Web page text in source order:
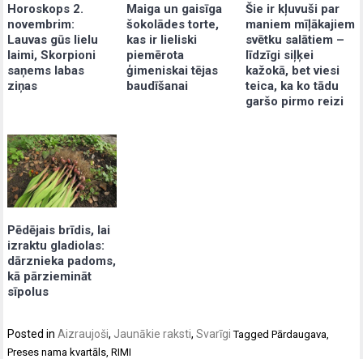
Horoskops 2.
novembrim:
Lauvas gūs lielu
laimi, Skorpioni
saņems labas
ziņas
Maiga un gaisīga
šokolādes torte,
kas ir lieliski
piemērota
ģimeniskai tējas
baudīšanai
Šie ir kļuvuši par
maniem mīļākajiem
svētku salātiem –
līdzīgi siļķei
kažokā, bet viesi
teica, ka ko tādu
garšo pirmo reizi
Pēdējais brīdis, lai
izraktu gladiolas:
dārznieka padoms,
kā pārziemināt
sīpolus
Posted inAizraujoši, Jaunākie raksti,Svarīgi TaggedPārdaugava
Preses nama kvartāls ,RIMI